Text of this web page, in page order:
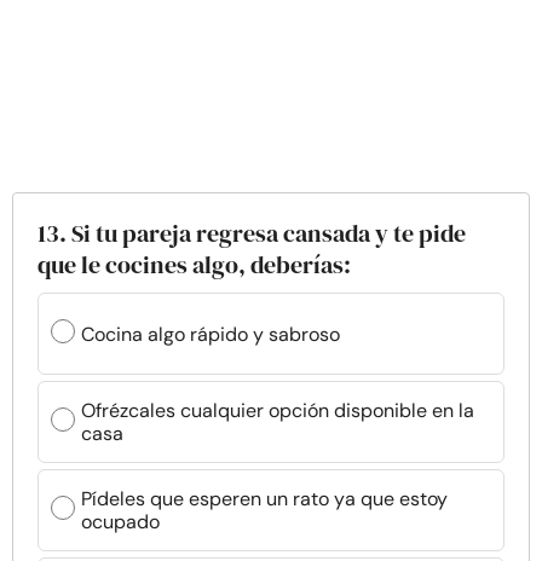
13. Si tu pareja regresa cansada y te pide
que le cocines algo, deberías:
Cocina algo rápido y sabroso
Ofrézcales cualquier opción disponible en la
casa
Pídeles que esperen un rato ya que estoy
ocupado